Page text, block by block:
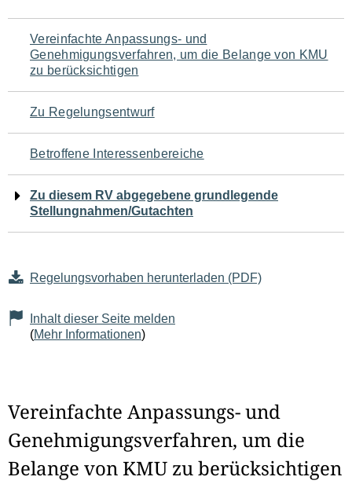
Navigation
für
den
Seiteninhalt
Vereinfachte Anpassungs- und
Genehmigungsverfahren, um die Belange von KMU
zu berücksichtigen
Zu Regelungsentwurf
Betroffene Interessenbereiche
Zu diesem RV abgegebene grundlegende
Stellungnahmen/Gutachten
Regelungsvorhaben herunterladen (PDF)
Inhalt dieser Seite melden
(Mehr Informationen)
Vereinfachte Anpassungs- und
Genehmigungsverfahren, um die
Belange von KMU zu berücksichtigen